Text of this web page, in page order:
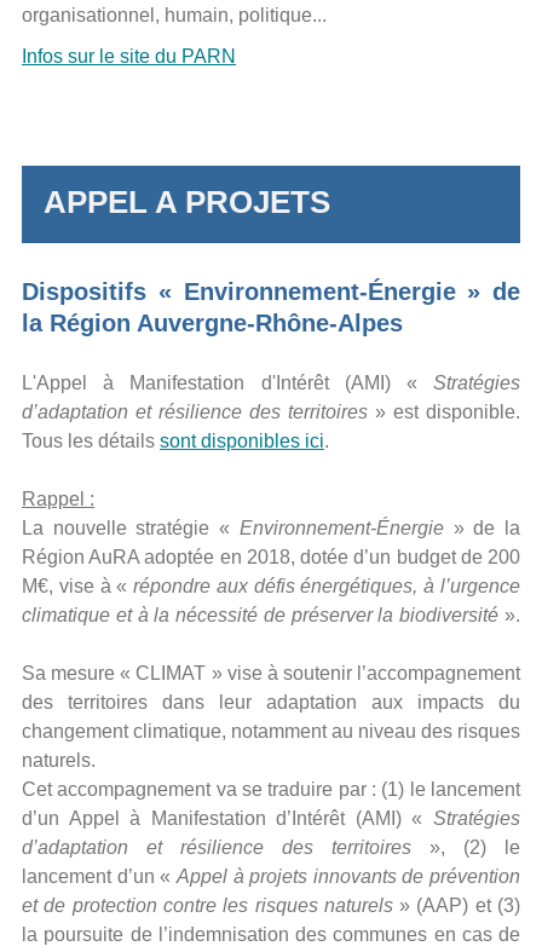
organisationnel, humain, politique...
Infos sur le site du PARN
APPEL A PROJETS
Dispositifs « Environnement-Énergie » de
la Région Auvergne-Rhône-Alpes
L'Appel à Manifestation d'Intérêt (AMI) « Stratégies
d’adaptation et résilience des territoires » est disponible.
Tous les détails sont disponibles ici.
Rappel :
La nouvelle stratégie « Environnement-Énergie» de la
Région AuRA adoptée en 2018, dotée d’un budget de 200
M€, vise à «répondre aux défis énergétiques, à l’urgence
climatique et à la nécessité de préserver la biodiversité ».
Sa mesure « CLIMAT » vise à soutenir l’accompagnement
des territoires dans leur adaptation aux impacts du
changement climatique, notamment au niveau des risques
naturels.
Cet accompagnement va se traduire par : (1) le lancement
d’un Appel à Manifestation d’Intérêt (AMI) « Stratégies
d’adaptation et résilience des territoires », (2) le
lancement d’un « Appel à projets innovants de prévention
et de protection contre les risques naturels» (AAP) et (3)
la poursuite de l’indemnisation des communes en cas de